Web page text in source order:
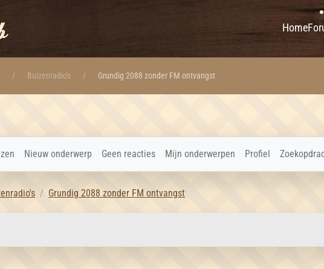
Home
Buizenradio's Grundig 2088 zonder FM ontvangst
Nieuw onderwerp Geen reacties Mijn onderwerpen Profiel
Grundig 2088 zonder FM ontvangst